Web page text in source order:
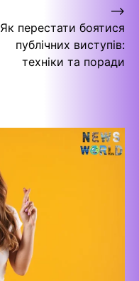
Як перестати боятися
публічних виступів:
техніки та поради
⟶